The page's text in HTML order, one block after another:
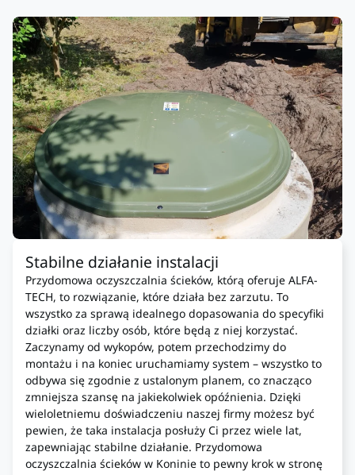
Stabilne działanie instalacji
Przydomowa oczyszczalnia ścieków, którą oferuje ALFA-
TECH, to rozwiązanie, które działa bez zarzutu. To
wszystko za sprawą idealnego dopasowania do specyfiki
działki oraz liczby osób, które będą z niej korzystać.
Zaczynamy od wykopów, potem przechodzimy do
montażu i na koniec uruchamiamy system – wszystko to
odbywa się zgodnie z ustalonym planem, co znacząco
zmniejsza szansę na jakiekolwiek opóźnienia. Dzięki
wieloletniemu doświadczeniu naszej firmy możesz być
pewien, że taka instalacja posłuży Ci przez wiele lat,
zapewniając stabilne działanie. Przydomowa
oczyszczalnia ścieków w Koninie to pewny krok w stronę